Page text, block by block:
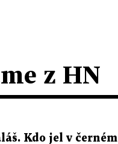
z HN
Kdo jel v